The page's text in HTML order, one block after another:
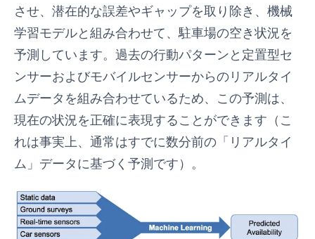
させ、潜在的な誤差やギャップを取り除き、機械
学習モデルと組み合わせて、駐車場の空き状況を
予測しています。過去の行動パターンと定置型セ
ンサーおよびモバイルセンサーからのリアルタイ
ムデータを組み合わせているため、この予測は、
現在の状況を正確に表現することができます（こ
れは事実上、通常はすでに数分前の「リアルタイ
ム」データに基づく予測です）。